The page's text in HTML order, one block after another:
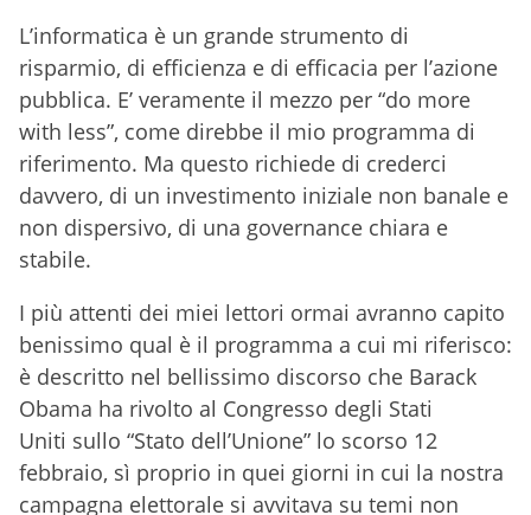
L’informatica è un grande strumento di
risparmio, di efficienza e di efficacia per l’azione
pubblica. E’ veramente il mezzo per “do more
with less”, come direbbe il mio programma di
riferimento. Ma questo richiede di crederci
davvero, di un investimento iniziale non banale e
non dispersivo, di una governance chiara e
stabile.
I più attenti dei miei lettori ormai avranno capito
benissimo qual è il programma a cui mi riferisco:
è descritto nel bellissimo discorso che Barack
Obama ha rivolto al Congresso degli Stati
Uniti sullo “Stato dell’Unione” lo scorso 12
febbraio, sì proprio in quei giorni in cui la nostra
campagna elettorale si avvitava su temi non